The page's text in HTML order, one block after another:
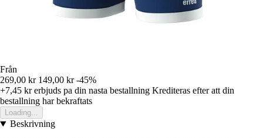
Från
269,00 kr 149,00 kr -45%
+7,45 krerbjuds pa din nasta bestallning Krediteras efter att din
bestallning har bekraftats
Loading...
Beskrivning